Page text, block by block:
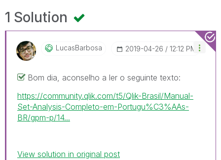
1 Solution
LucasBarbosa ‎2019-04-26 12:12 PM
Bom dia, aconselho a ler o seguinte texto:
https://community.qlik.com/t5/Qlik-Brasil/Manual-
Set-Analysis-Completo-em-Portugu%C3%AAs-
BR/gpm-p/14...
View solution in original post